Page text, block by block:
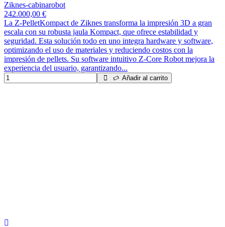
Ziknes-cabinarobot
242.000,00 €
La Z-PelletKompact de Ziknes transforma la impresión 3D a gran
escala con su robusta jaula Kompact, que ofrece estabilidad y
seguridad. Esta solución todo en uno integra hardware y software,
optimizando el uso de materiales y reduciendo costos con la
impresión de pellets. Su software intuitivo Z-Core Robot mejora la
experiencia del usuario, garantizando...
Añadir al carrito